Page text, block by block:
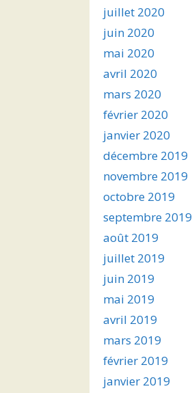
juillet 2020
juin 2020
mai 2020
avril 2020
mars 2020
février 2020
janvier 2020
décembre 2019
novembre 2019
octobre 2019
septembre 2019
août 2019
juillet 2019
juin 2019
mai 2019
avril 2019
mars 2019
février 2019
janvier 2019